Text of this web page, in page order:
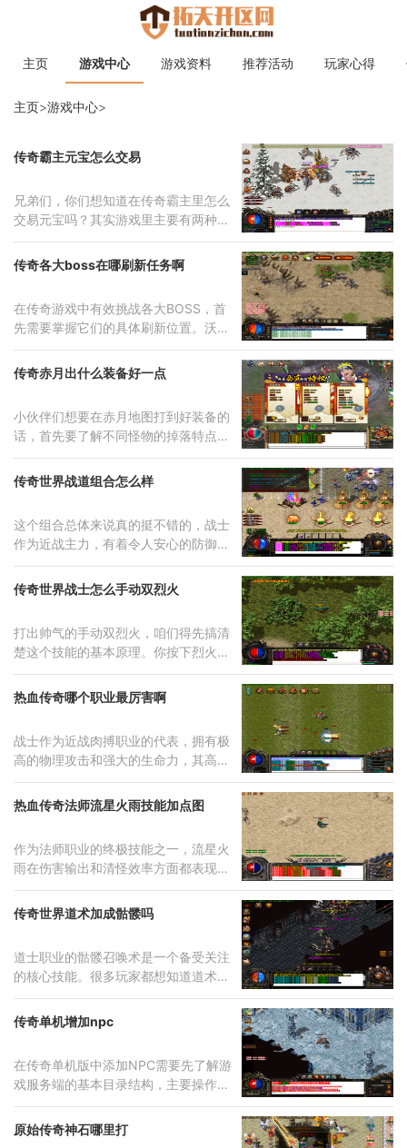
主页 游戏中心 游戏资料 推荐活动 玩家心得
主页>游戏中心>
传奇霸主元宝怎么交易
兄弟们，你们想知道在传奇霸主里怎么
交易元宝吗？其实游戏里主要有两种方
法
传奇各大boss在哪刷新任务啊
在传奇游戏中有效挑战各大BOSS，首
先需要掌握它们的具体刷新位置。沃玛
卫士
传奇赤月出什么装备好一点
小伙伴们想要在赤月地图打到好装备的
话，首先要了解不同怪物的掉落特点。
赤
传奇世界战道组合怎么样
这个组合总体来说真的挺不错的，战士
作为近战主力，有着令人安心的防御力
和
传奇世界战士怎么手动双烈火
打出帅气的手动双烈火，咱们得先搞清
楚这个技能的基本原理。你按下烈火剑
法
热血传奇哪个职业最厉害啊
战士作为近战肉搏职业的代表，拥有极
高的物理攻击和强大的生命力，其高攻
击
热血传奇法师流星火雨技能加点图
作为法师职业的终极技能之一，流星火
雨在伤害输出和清怪效率方面都表现卓
越
传奇世界道术加成骷髅吗
道士职业的骷髅召唤术是一个备受关注
的核心技能。很多玩家都想知道道术属
性
传奇单机增加npc
在传奇单机版中添加NPC需要先了解游
戏服务端的基本目录结构，主要操作涉
及
原始传奇神石哪里打